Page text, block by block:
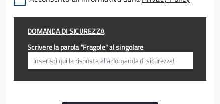
DOMANDA DI SICUREZZA
Scrivere la parola "Fragole" al singolare